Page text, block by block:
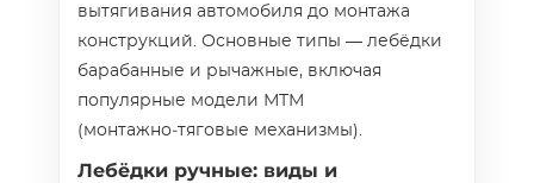
вытягивания автомобиля до монтажа
конструкций. Основные типы — лебёдки
барабанные и рычажные, включая
популярные модели МТМ
(монтажно‑тяговые механизмы).
Лебёдки ручные: виды и